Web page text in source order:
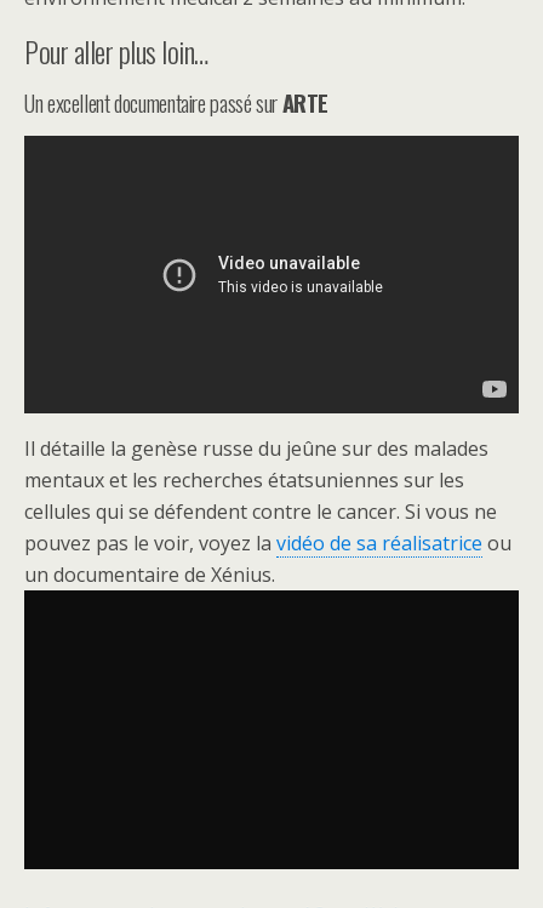
Pour aller plus loin…
Un excellent documentaire passé surARTE
Il détaille la genèse russe du jeûne sur des malades
mentaux et les recherches étatsuniennes sur les
cellules qui se défendent contre le cancer. Si vous ne
pouvez pas le voir, voyez la vidéo de sa réalisatrice ou
un documentaire de Xénius.